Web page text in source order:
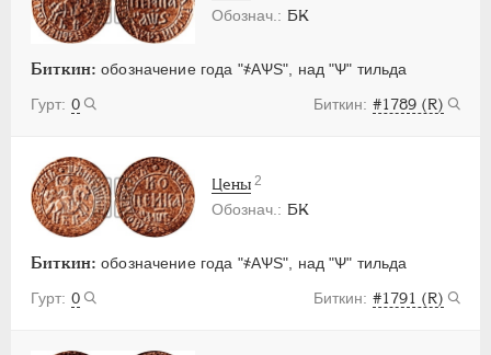
БК
Биткин: обозначение года "҂АѰS", над "Ѱ" тильда
0
#1789 (R)
БК
Биткин: обозначение года "҂АѰS", над "Ѱ" тильда
0
#1791 (R)
Цены 2